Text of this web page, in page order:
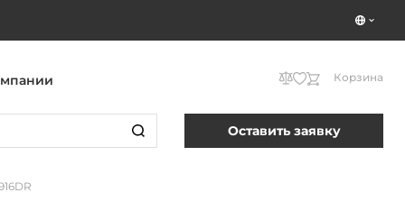
Корзина
Оставить заявку